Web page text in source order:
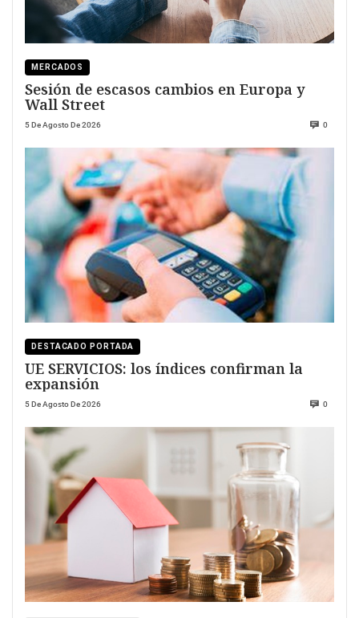
MERCADOS
Sesión de escasos cambios en Europa y
Wall Street
5 De Agosto De 2026 0
DESTACADO PORTADA
UE SERVICIOS: los índices confirman la
expansión
5 De Agosto De 2026 0